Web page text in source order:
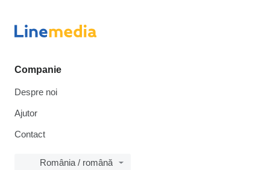
Companie
Despre noi
Ajutor
Contact
România / română